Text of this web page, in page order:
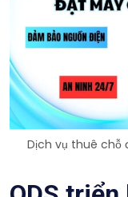
Dịch vụ thuê chỗ